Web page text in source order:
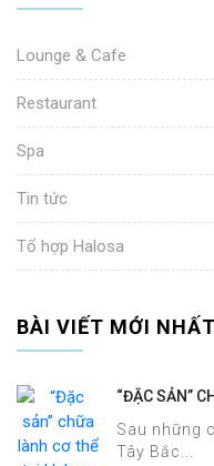
Lounge & Cafe
Restaurant
Spa
Tin tức
Tổ hợp Halosa
BÀI VIẾT MỚI NHẤT
“ĐẶC SẢN”
Sau những
Tây Bắc...